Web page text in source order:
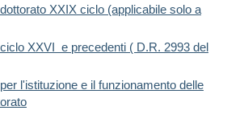
XXIX ciclo (applicabile solo a
XXVI e precedenti ( D.R. 2993 del
l'istituzione e il funzionamento delle